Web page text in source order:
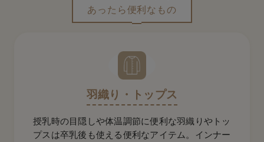
あったら便利なもの
羽織り・トップス
授乳時の目隠しや体温調節に便利な羽織りやトッ
プスは卒乳後も使える便利なアイテム。インナー